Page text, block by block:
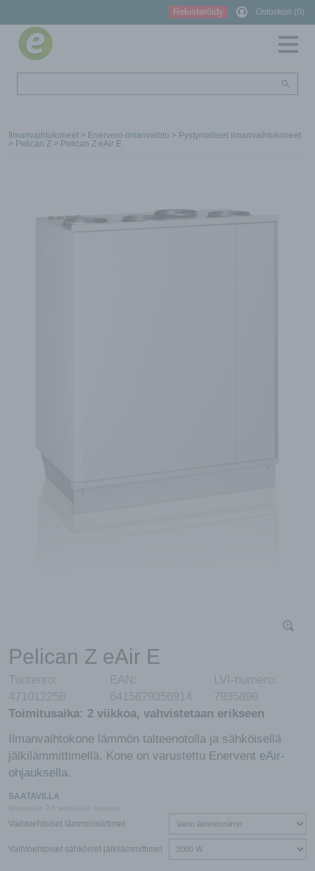
Rekisteröidy Ostoskori (0)
Ilmanvaihtokoneet > Enervent-ilmanvaihto > Pystymalliset ilmanvaihtokoneet
> Pelican Z > Pelican Z eAir E
Pelican Z eAir E
Tuotenro:
471012258
EAN:
6415879356914
LVI-numero:
7935898
Toimitusaika: 2 viikkoa, vahvistetaan erikseen
Ilmanvaihtokone lämmön talteenotolla ja sähköisellä
jälkilämmittimellä. Kone on varustettu Enervent eAir-
ohjauksella.
SAATAVILLA
lähetetään 2-5 arkipäivän kuluttua
Vaihtoehtoiset lämmönsiirtimet
Vaihtoehtoiset sähköiset jälkilämmittimet